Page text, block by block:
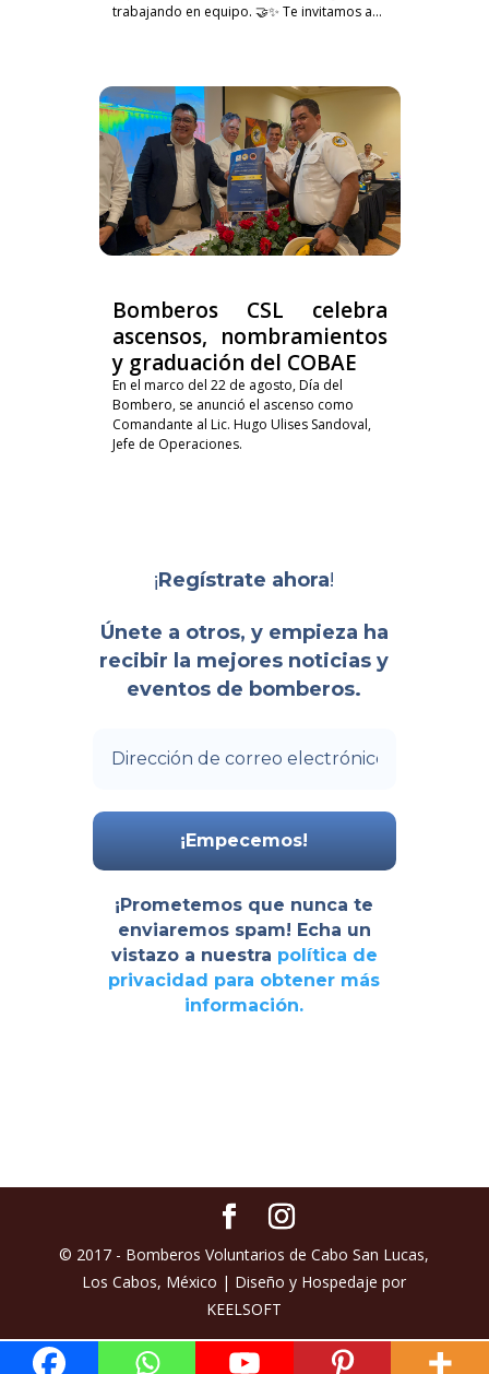
trabajando en equipo. 🤝✨ Te invitamos a...
Bomberos CSL celebra
ascensos, nombramientos
y graduación del COBAE
En el marco del 22 de agosto, Día del
Bombero, se anunció el ascenso como
Comandante al Lic. Hugo Ulises Sandoval,
Jefe de Operaciones.
¡Regístrate ahora!
Únete a otros, y empieza ha
recibir la mejores noticias y
eventos de bomberos.
¡Prometemos que nunca te
enviaremos spam! Echa un
vistazo a nuestra política de
privacidad para obtener más
información.
© 2017 - Bomberos Voluntarios de Cabo San Lucas,
Los Cabos, México | Diseño y Hospedaje por
KEELSOFT